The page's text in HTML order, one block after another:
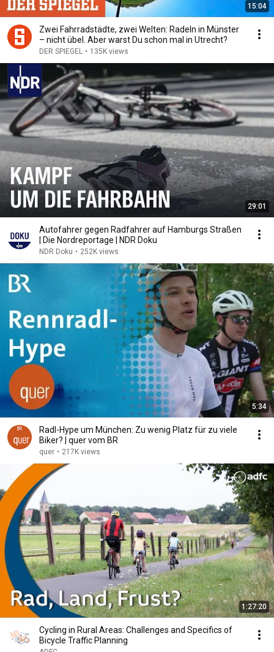
15:04
Zwei Fahrradstädte, zwei Welten: Radeln in Münster
– nicht übel. Aber warst Du schon mal in Utrecht?
DER SPIEGEL • 135K views
29:01
Autofahrer gegen Radfahrer auf Hamburgs Straßen
| Die Nordreportage | NDR Doku
NDR Doku • 252K views
5:34
Radl-Hype um München: Zu wenig Platz für zu viele
Biker? | quer vom BR
quer • 217K views
1:27:20
Cycling in Rural Areas: Challenges and Specifics of
Bicycle Traffic Planning